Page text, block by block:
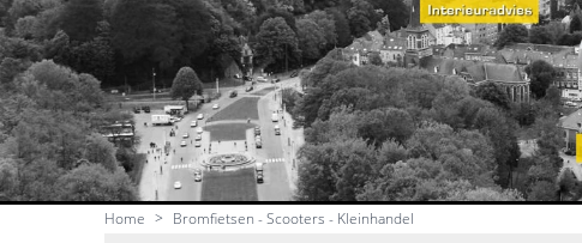
Home > Bromfietsen - Scooters - Kleinhandel